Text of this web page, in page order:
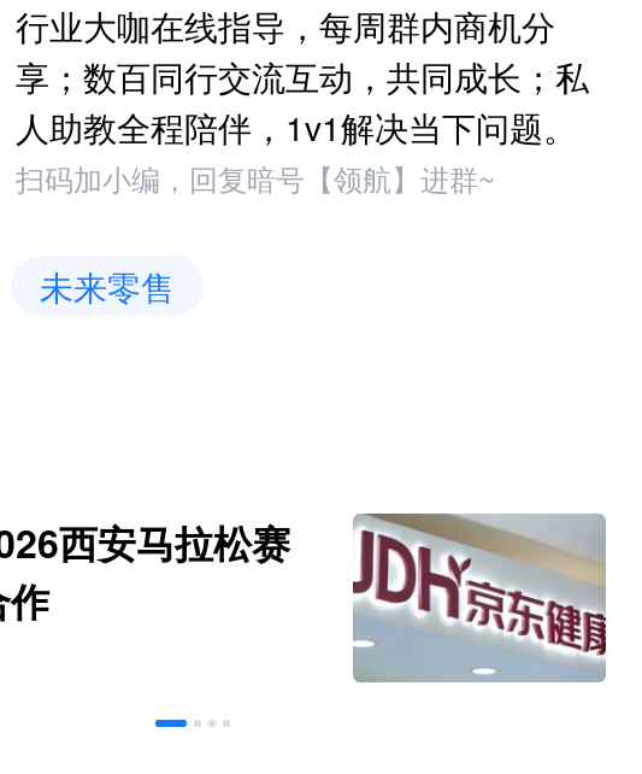
行业大咖在线指导，每周群内商机分
享；数百同行交流互动，共同成长；私
人助教全程陪伴，1v1解决当下问题。
扫码加小编，回复暗号【领航】进群~
未来零售
西安马拉松赛
作